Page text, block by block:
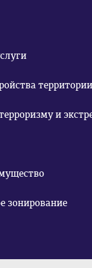
территории
и
зонирование